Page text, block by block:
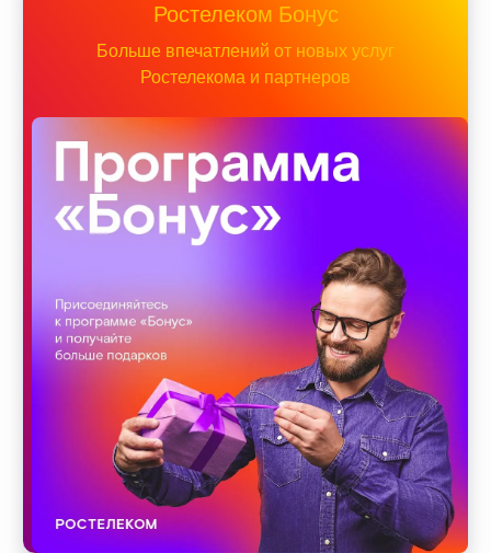
Ростелеком Бонус
Больше впечатлений от новых услуг
Ростелекома и партнеров